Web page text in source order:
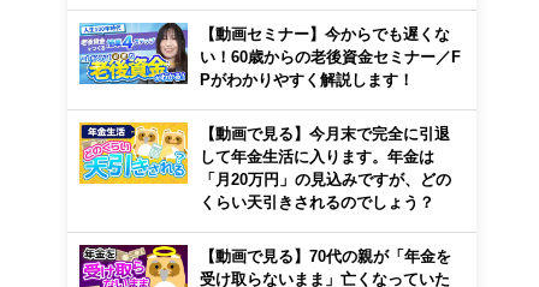
【動画セミナー】今からでも遅くな
い！60歳からの老後資金セミナー／F
Pがわかりやすく解説します！
【動画で見る】今月末で完全に引退
して年金生活に入ります。年金は
「月20万円」の見込みですが、どの
くらい天引きされるのでしょう？
【動画で見る】70代の親が「年金を
受け取らないまま」亡くなっていた